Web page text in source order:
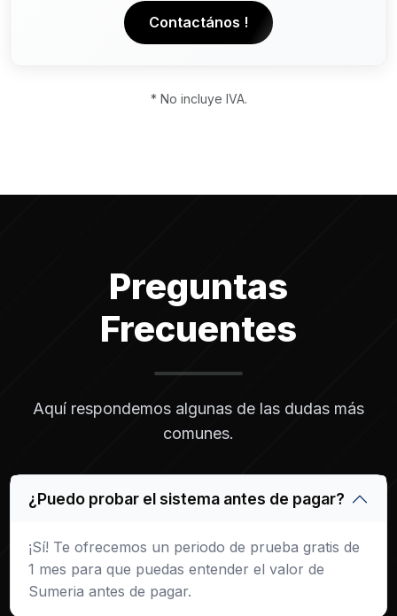
Contactános !
* No incluye IVA.
Preguntas
Frecuentes
Aquí respondemos algunas de las dudas más
comunes.
¿Puedo probar el sistema antes de pagar?
¡Sí! Te ofrecemos un periodo de prueba gratis de
1 mes para que puedas entender el valor de
Sumeria antes de pagar.